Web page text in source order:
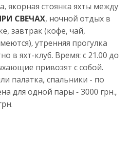
якорная стоянка яхты между
СВЕЧАХ, ночной отдых в
завтрак (кофе, чай,
утренняя прогулка
в яхт-клуб. Время: с 21.00 до
привозят с собой.
палатка, спальники - по
для одной пары - 3000 грн.,